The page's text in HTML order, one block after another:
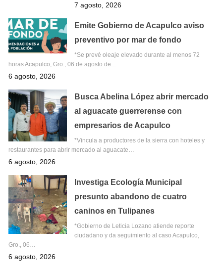
7 agosto, 2026
Emite Gobierno de Acapulco aviso
preventivo por mar de fondo
*Se prevé oleaje elevado durante al menos 72
horas Acapulco, Gro., 06 de agosto de…
6 agosto, 2026
Busca Abelina López abrir mercado
al aguacate guerrerense con
empresarios de Acapulco
*Vincula a productores de la sierra con hoteles y
restaurantes para abrir mercado al aguacate…
6 agosto, 2026
Investiga Ecología Municipal
presunto abandono de cuatro
caninos en Tulipanes
*Gobierno de Leticia Lozano atiende reporte
ciudadano y da seguimiento al caso Acapulco,
Gro., 06…
6 agosto, 2026